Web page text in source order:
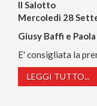
Il Salotto
Mercoledì 28
Giusy Baffi e
E' consigliata la
LEGGI TUTTO...